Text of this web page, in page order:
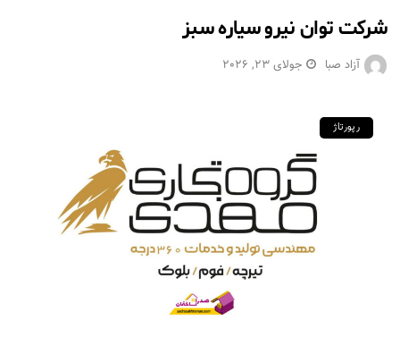
شرکت توان نیرو سیاره سبز
آزاد صبا جولای 23, 2026
رپورتاژ